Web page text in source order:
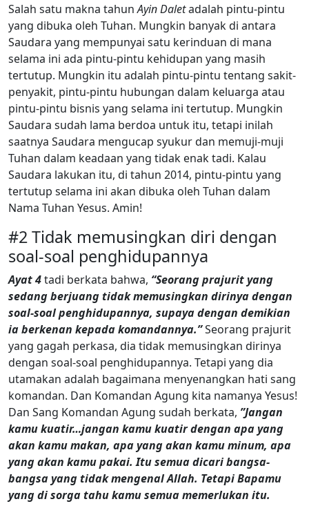
Salah satu makna tahunAyin Daletadalah pintu-pintu
yang dibuka oleh Tuhan. Mungkin banyak di antara
Saudara yang mempunyai satu kerinduan di mana
selama ini ada pintu-pintu kehidupan yang masih
tertutup. Mungkin itu adalah pintu-pintu tentang sakit-
penyakit, pintu-pintu hubungan dalam keluarga atau
pintu-pintu bisnis yang selama ini tertutup. Mungkin
Saudara sudah lama berdoa untuk itu, tetapi inilah
saatnya Saudara mengucap syukur dan memuji-muji
Tuhan dalam keadaan yang tidak enak tadi. Kalau
Saudara lakukan itu, di tahun 2014, pintu-pintu yang
tertutup selama ini akan dibuka oleh Tuhan dalam
Nama Tuhan Yesus. Amin!
#2 Tidak memusingkan diri dengan
soal-soal penghidupannya
Ayat 4tadi berkata bahwa, “Seorang prajurit yang
sedang berjuang tidak memusingkan dirinya dengan
soal-soal penghidupannya, supaya dengan demikian
ia berkenan kepada komandannya.”Seorang prajurit
yang gagah perkasa, dia tidak memusingkan dirinya
dengan soal-soal penghidupannya. Tetapi yang dia
utamakan adalah bagaimana menyenangkan hati sang
komandan. Dan Komandan Agung kita namanya Yesus!
Dan Sang Komandan Agung sudah berkata, ”Jangan
kamu kuatir…jangan kamu kuatir dengan apa yang
akan kamu makan, apa yang akan kamu minum, apa
yang akan kamu pakai. Itu semua dicari bangsa-
bangsa yang tidak mengenal Allah. Tetapi Bapamu
yang di sorga tahu kamu semua memerlukan itu.